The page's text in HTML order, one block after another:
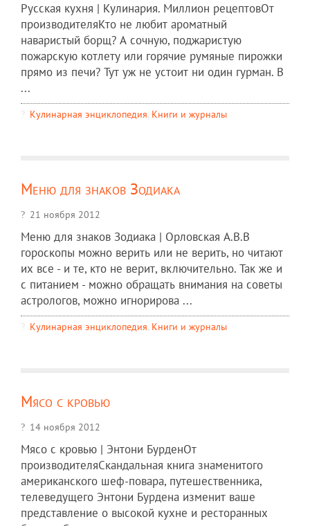
Русская кухня | Кулинария. Миллион рецептовОт
производителяКто не любит ароматный
наваристый борщ? А сочную, поджаристую
пожарскую котлету или горячие румяные пирожки
прямо из печи? Тут уж не устоит ни один гурман. В
...
Кулинарная энциклопедия, Книги и журналы
Меню для знаков Зодиака
21 ноября 2012
Меню для знаков Зодиака | Орловская А.В.В
гороскопы можно верить или не верить, но читают
их все - и те, кто не верит, включительно. Так же и
с питанием - можно обращать внимания на советы
астрологов, можно игнорирова ...
Кулинарная энциклопедия, Книги и журналы
Мясо с кровью
14 ноября 2012
Мясо с кровью | Энтони БурденОт
производителяСкандальная книга знаменитого
американского шеф-повара, путешественника,
телеведущего Энтони Бурдена изменит ваше
представление о высокой кухне и ресторанных